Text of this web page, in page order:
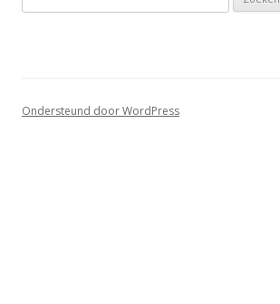
naar:
Ondersteund door WordPress